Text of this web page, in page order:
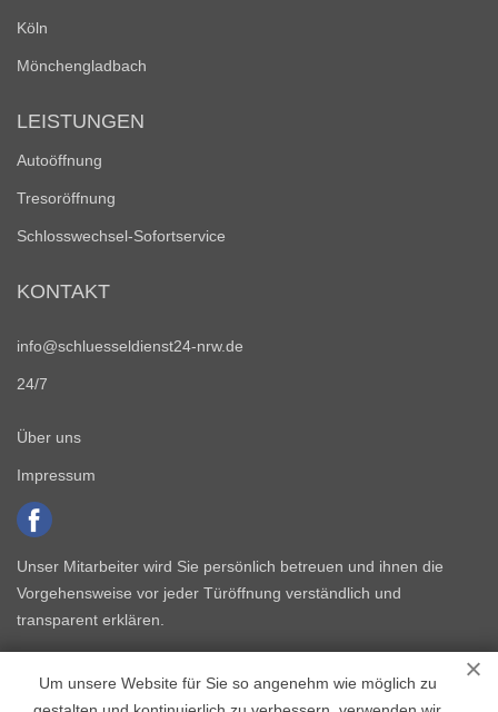
Um unsere Website für Sie so angenehm wie möglich zu
Köln
Mönchengladbach
LEISTUNGEN
Autoöffnung
Tresoröffnung
Schlosswechsel-Sofortservice
KONTAKT
info@schluesseldienst24-nrw.de
24/7
Über uns
Impressum
Unser Mitarbeiter wird Sie persönlich betreuen und ihnen die
Vorgehensweise vor jeder Türöffnung verständlich und
transparent erklären.